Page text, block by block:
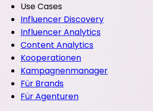
Use Cases
Influencer Discovery
Influencer Analytics
Content Analytics
Kooperationen
Kampagnenmanager
Für Brands
Für Agenturen